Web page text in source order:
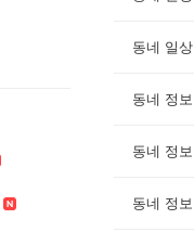
동네 일상
동네 정보
동네 정보
동네 정보